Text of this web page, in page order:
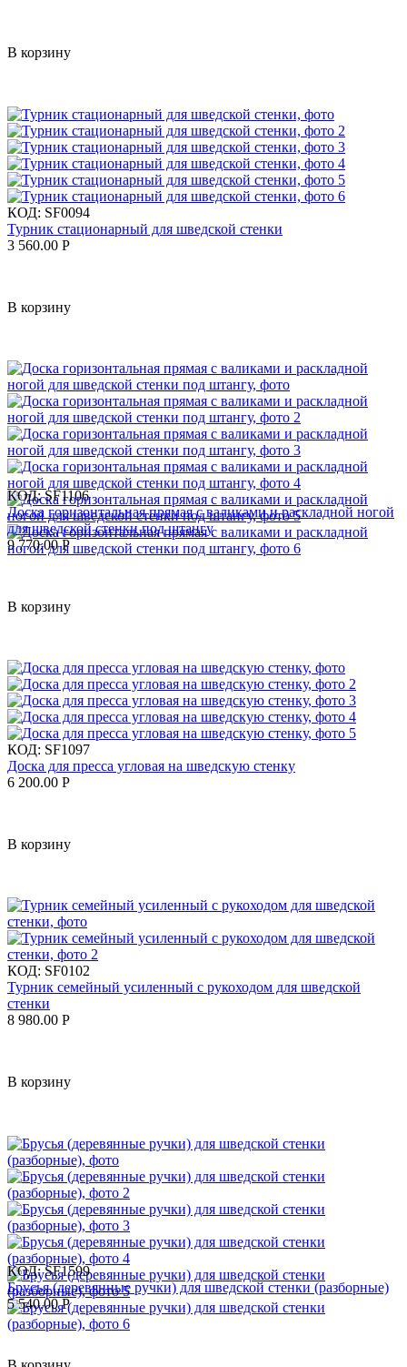
В корзину
КОД: SF0094
Турник стационарный для шведской стенки
3 560.00 Р
В корзину
КОД: SF1106
Доска горизонтальная прямая с валиками и раскладной ногой
для шведской стенки под штангу
9 770.00 Р
В корзину
КОД: SF1097
Доска для пресса угловая на шведскую стенку
6 200.00 Р
В корзину
КОД: SF0102
Турник семейный усиленный с рукоходом для шведской
стенки
8 980.00 Р
В корзину
КОД: SF1599
Брусья (деревянные ручки) для шведской стенки (разборные)
5 540.00 Р